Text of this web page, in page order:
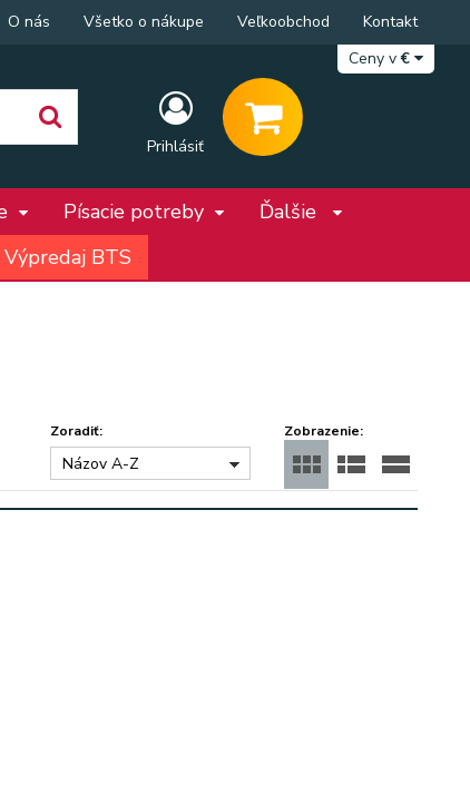
Prihlásiť
O nás Všetko o nákupe Veľkoobchod
Kontakt
Ceny v€
Písacie potreby
Ďalšie
Výpredaj BTS
Zobrazenie:
Zoradiť:
Názov A-Z